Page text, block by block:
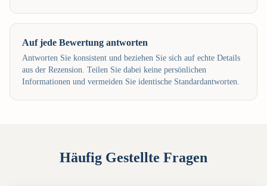
Auf jede Bewertung antworten
Antworten Sie konsistent und beziehen Sie sich auf echte Details
aus der Rezension. Teilen Sie dabei keine persönlichen
Informationen und vermeiden Sie identische Standardantworten.
Häufig Gestellte Fragen